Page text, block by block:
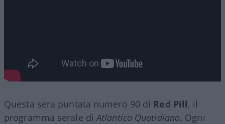
Questa sera puntata numero 90 di Red Pill, il
programma serale diAtlantico Quotidiano. Ogni